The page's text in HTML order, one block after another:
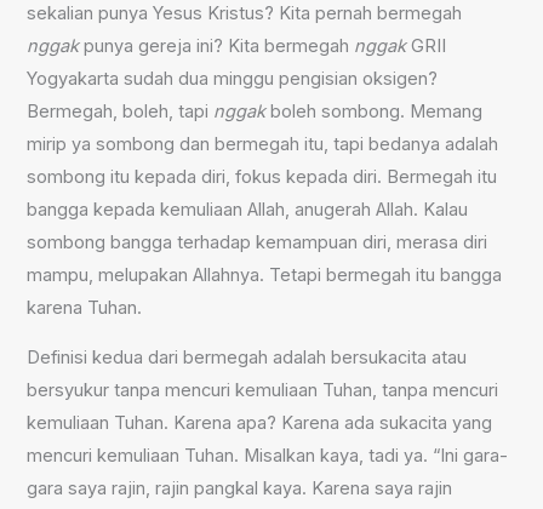
sekalian punya Yesus Kristus? Kita pernah bermegah
nggakpunya gereja ini? Kita bermegah nggakGRII
Yogyakarta sudah dua minggu pengisian oksigen?
Bermegah, boleh, tapi nggakboleh sombong. Memang
mirip ya sombong dan bermegah itu, tapi bedanya adalah
sombong itu kepada diri, fokus kepada diri. Bermegah itu
bangga kepada kemuliaan Allah, anugerah Allah. Kalau
sombong bangga terhadap kemampuan diri, merasa diri
mampu, melupakan Allahnya. Tetapi bermegah itu bangga
karena Tuhan.
Definisi kedua dari bermegah adalah bersukacita atau
bersyukur tanpa mencuri kemuliaan Tuhan, tanpa mencuri
kemuliaan Tuhan. Karena apa? Karena ada sukacita yang
mencuri kemuliaan Tuhan. Misalkan kaya, tadi ya. “Ini gara-
gara saya rajin, rajin pangkal kaya. Karena saya rajin